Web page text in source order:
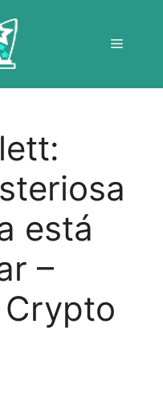
Menu
está
–
Crypto